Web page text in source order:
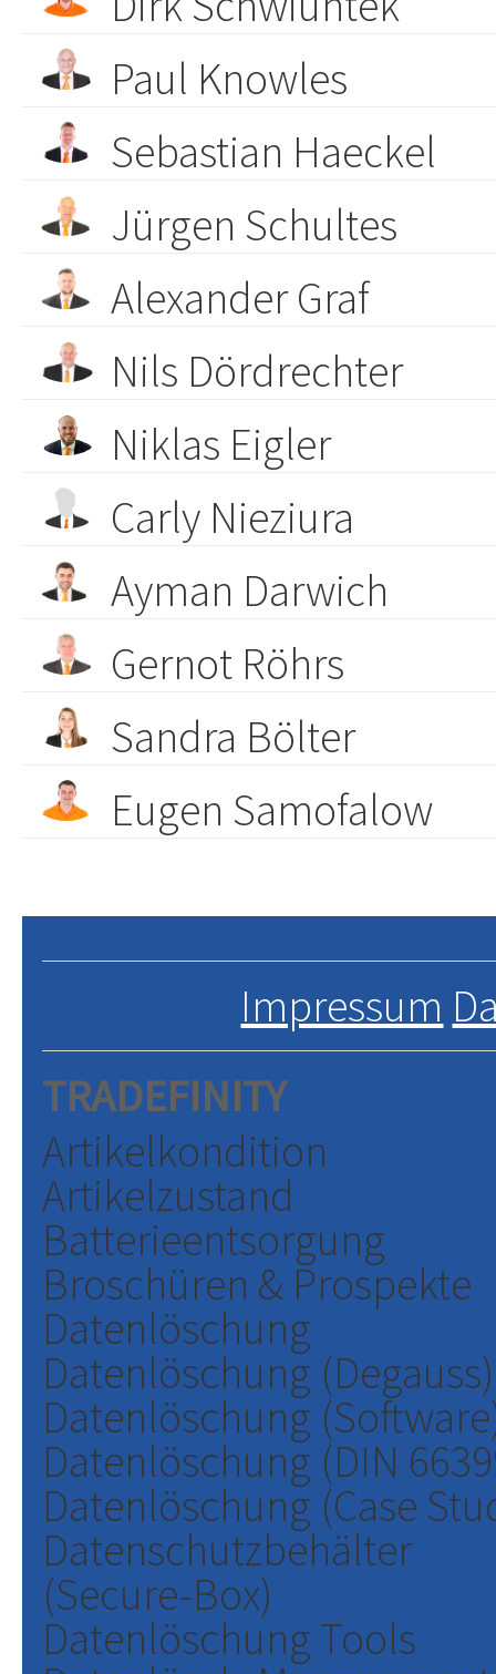
Paul Knowles
Sebastian Haeckel
Jürgen Schultes
Alexander Graf
Nils Dördrechter
Niklas Eigler
Carly Nieziura
Ayman Darwich
Gernot Röhrs
Sandra Bölter
Eugen Samofalow
Impressum
TRADEFINITY
Artikelkondition
Artikelzustand
Batterieentsorgung
Broschüren & Prospekte
Datenlöschung
Datenlöschung (Degauss)
Datenlöschung
Datenlöschung (DIN
Datenlöschung (Case
Datenschutzbehälter
(Secure-Box)
Datenlöschung Tools